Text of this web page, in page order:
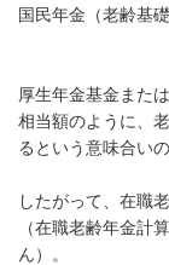
国民年金（老齢基
厚生年金基金また
相当額のように、
るという意味合い
したがって、在職
（在職老齢年金計
ん）。